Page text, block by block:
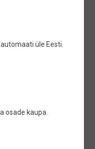
üle Eesti.
osade kaupa.